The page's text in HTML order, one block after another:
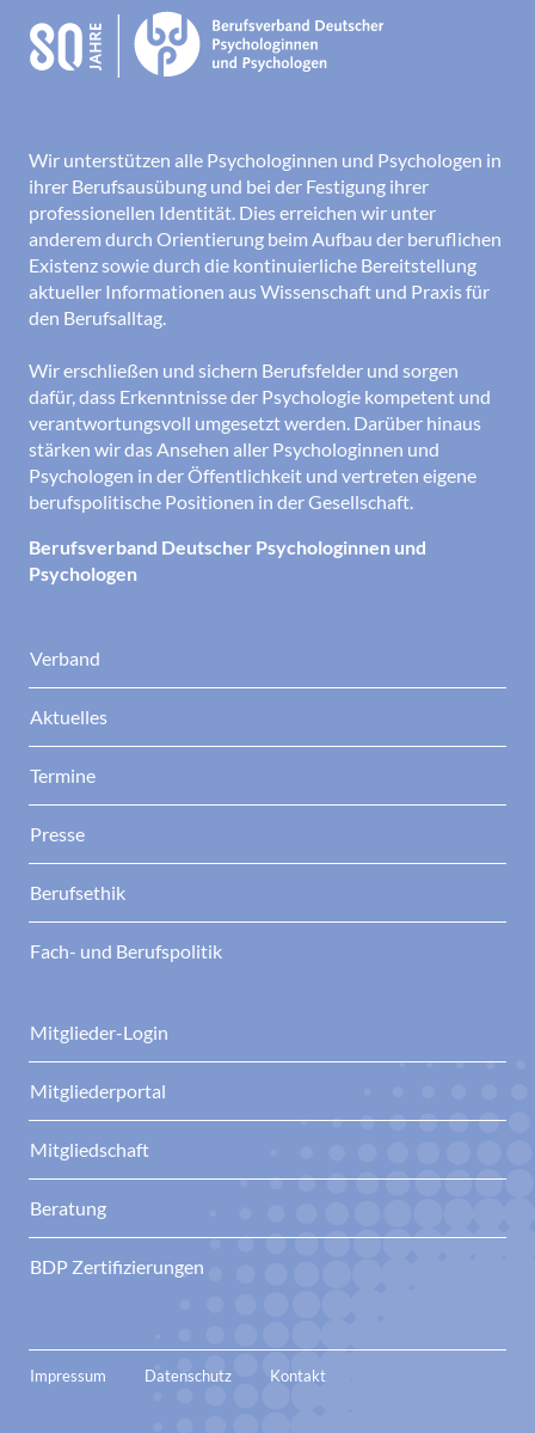
Wir unterstützen alle Psychologinnen und Psychologen in
ihrer Berufsausübung und bei der Festigung ihrer
professionellen Identität. Dies erreichen wir unter
anderem durch Orientierung beim Aufbau der beruflichen
Existenz sowie durch die kontinuierliche Bereitstellung
aktueller Informationen aus Wissenschaft und Praxis für
den Berufsalltag.
Wir erschließen und sichern Berufsfelder und sorgen
dafür, dass Erkenntnisse der Psychologie kompetent und
verantwortungsvoll umgesetzt werden. Darüber hinaus
stärken wir das Ansehen aller Psychologinnen und
Psychologen in der Öffentlichkeit und vertreten eigene
berufspolitische Positionen in der Gesellschaft.
Berufsverband Deutscher Psychologinnen und
Psychologen
Verband
Aktuelles
Termine
Presse
Berufsethik
Fach- und Berufspolitik
Mitglieder-Login
Mitgliederportal
Mitgliedschaft
Beratung
BDP Zertifizierungen
Impressum Datenschutz Kontakt